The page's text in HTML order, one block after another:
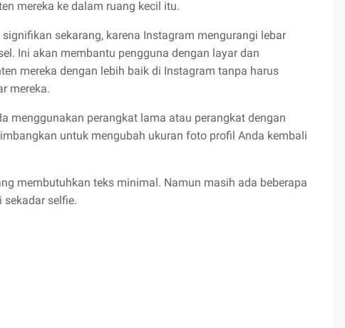
mereka ke dalam ruang kecil itu.
sekarang, karena Instagram mengurangi lebar
Ini akan membantu pengguna dengan layar dan
mereka dengan lebih baik di Instagram tanpa harus
mereka.
menggunakan perangkat lama atau perangkat dengan
untuk mengubah ukuran foto profil Anda kembali
membutuhkan teks minimal. Namun masih ada beberapa
sekadar selfie.